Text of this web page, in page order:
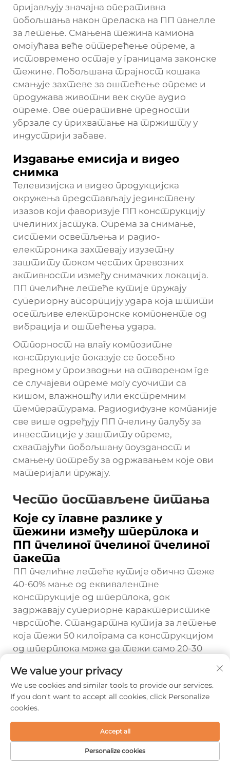
пријављују значајна оперативна
побољшања након преласка на ПП панелле
за летење. Смањена тежина камиона
омогућава веће оптерећење опреме, а
истовремено остаје у границама законске
тежине. Побољшана трајност кошака
смањује захтеве за оштећење опреме и
продужава животни век скупе аудио
опреме. Ове оперативне предности
убрзале су прихватање на тржишту у
индустрији забаве.
Издавање емисија и видео
снимка
Телевизијска и видео продукцијска
окружења представљају јединствену
изазов који фаворизује ПП конструкцију
пчелиних јастука. Опрема за снимање,
системи осветљења и радио-
електроника захтевају изузетну
заштиту током честих превозних
активности између снимачких локација.
ПП пчелићне летеће кутије пружају
супериорну апсорпцију удара која штити
осетљиве електронске компоненте од
вибрација и оштећења удара.
Отпорност на влагу композитне
конструкције показује се посебно
вредном у производњи на отвореном где
се случајеви опреме могу суочити са
кишом, влажношћу или екстремним
температурама. Радиодифузне компаније
све више одређују ПП пчелину палубу за
инвестиције у заштиту опреме,
схватајући побољшану поузданост и
смањену потребу за одржавањем које ови
материјали пружају.
Често постављене питања
Које су главне разлике у
тежини између шперплока и
ПП пчелиног пчелиног пчелиног
пакета
ПП пчелићне летеће кутије обично теже
40-60% мање од еквивалентне
конструкције од шперплока, док
задржавају супериорне карактеристике
чврстоће. Стандартна кутија за летење
која тежи 50 килограма са конструкцијом
од шперплока може да тежи само 20-30
панелима од пчелиних лепића. Ово
смањење тежине директно се преводи у
мање трошкове транспорта, побољшану
ефикасност управљања и смањење умора
Како се ПП пчелињаци панел
We value your privacy
We use cookies and similar tools to provide our services.
If you don't want to accept all cookies, click Personalize
cookies.
Personalize cookies
Accept all